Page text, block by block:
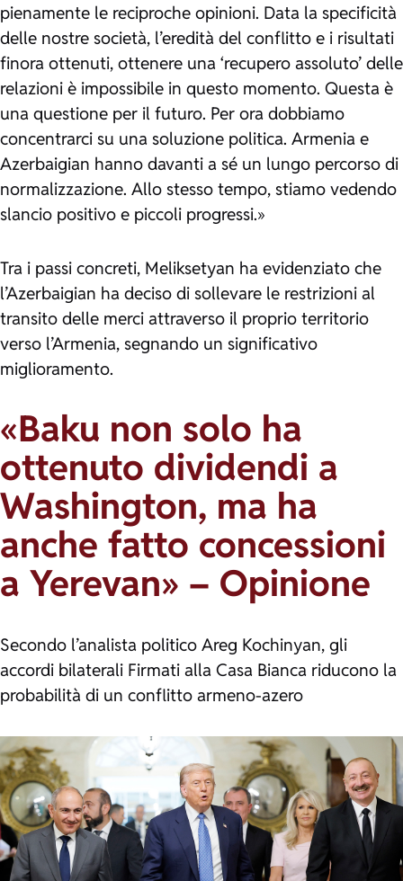
pienamente le reciproche opinioni. Data la specificità
delle nostre società, l’eredità del conflitto e i risultati
finora ottenuti, ottenere una ‘recupero assoluto’ delle
relazioni è impossibile in questo momento. Questa è
una questione per il futuro. Per ora dobbiamo
concentrarci su una soluzione politica. Armenia e
Azerbaigian hanno davanti a sé un lungo percorso di
normalizzazione. Allo stesso tempo, stiamo vedendo
slancio positivo e piccoli progressi.»
Tra i passi concreti, Meliksetyan ha evidenziato che
l’Azerbaigian ha deciso di sollevare le restrizioni al
transito delle merci attraverso il proprio territorio
verso l’Armenia, segnando un significativo
miglioramento.
«Baku non solo ha
ottenuto dividendi a
Washington, ma ha
anche fatto concessioni
a Yerevan» – Opinione
Secondo l’analista politico Areg Kochinyan, gli
accordi bilaterali Firmati alla Casa Bianca riducono la
probabilità di un conflitto armeno-azero